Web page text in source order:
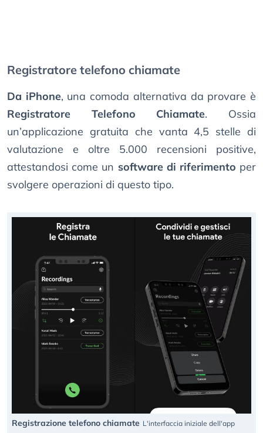
Registratore telefono chiamate
Da iPhone, una comoda alternativa da provare è
Registratore Telefono Chiamate. Ossia
un’applicazione gratuita che vanta 4,5 stelle di
valutazione e oltre 5.000 recensioni positive,
attestandosi come un software di riferimento per
svolgere operazioni di questo tipo.
Registrazione telefono chiamate L'interfaccia iniziale dell'app